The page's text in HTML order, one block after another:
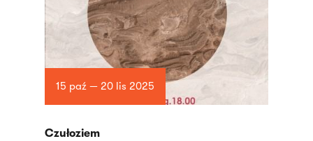
15 paź — 20 lis 2025
Czułoziem